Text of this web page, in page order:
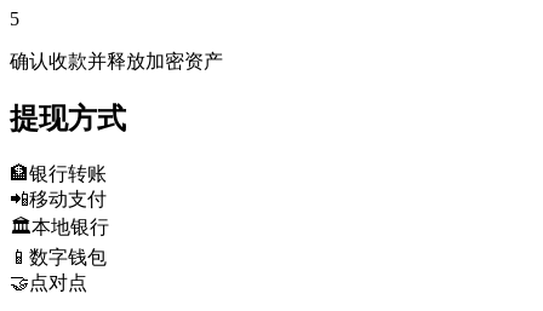
5
确认收款并释放加密资产
提现方式
🏦银行转账
📲移动支付
🏛️本地银行
📱 数字钱包
🤝点对点